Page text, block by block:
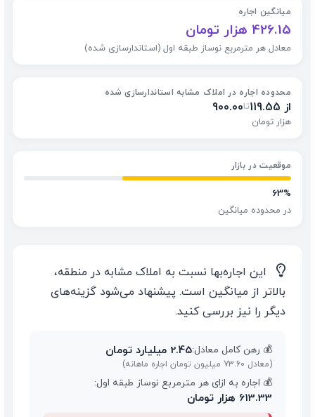
میانگین اجاره
426.15 هزار تومان
معادل هر مترمربع نوساز طبقه اول (استاندارسازی شده)
محدوده اجاره در املاک مشابه استاندارسازی شده
از 119.55 تا900.00
هزار تومان
موقعیت در بازار
63%
در محدوده میانگین
💡
این اجاره‌بها نسبت به املاک مشابه در منطقه،
بالاتر از میانگین است. پیشنهاد می‌شود گزینه‌های
دیگر را نیز بررسی کنید.
💰 رهن کامل معادل:2.45 میلیارد تومان
(معادل 73.60 میلیون تومان اجاره ماهانه)
💰 اجاره به ازای هر مترمربع نوساز طبقه اول:
613.33 هزار تومان